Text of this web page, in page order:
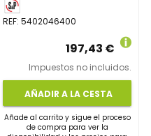
REF:5402046400
197,43 €
Impuestos no incluidos.
AÑADIR A LA CESTA
Añade al carrito y sigue el proceso
de compra para ver la